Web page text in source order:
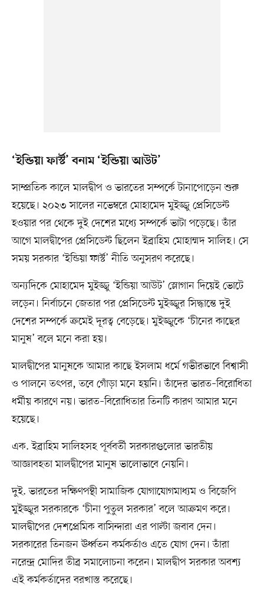
‘ইন্ডিয়া ফার্স্ট’ বনাম ‘ইন্ডিয়া আউট’
সাম্প্রতিক কালে মালদ্বীপ ও ভারতের সম্পর্কে টানাপোড়েন শুরু
হয়েছে। ২০২৩ সালের নভেম্বরে মোহামেদ মুইজ্জু প্রেসিডেন্ট
হওয়ার পর থেকে দুই দেশের মধ্যে সম্পর্কে ভাটা পড়েছে। তাঁর
আগে মালদ্বীপের প্রেসিডেন্ট ছিলেন ইব্রাহিম মোহাম্মদ সালিহ। সে
সময় সরকার ‘ইন্ডিয়া ফার্স্ট’ নীতি অনুসরণ করেছে।
অন্যদিকে মোহামেদ মুইজ্জু ‘ইন্ডিয়া আউট’ স্লোগান দিয়েই ভোটে
লড়েন। নির্বাচনে জেতার পর প্রেসিডেন্ট মুইজ্জুর সিদ্ধান্তে দুই
দেশের সম্পর্কে ক্রমেই দূরত্ব বেড়েছে। মুইজ্জুকে ‘চীনের কাছের
মানুষ’ বলে মনে করা হয়।
মালদ্বীপের মানুষকে আমার কাছে ইসলাম ধর্মে গভীরভাবে বিশ্বাসী
ও পালনে তৎপর, তবে গোঁড়া মনে হয়নি। তাঁদের ভারত–বিরোধিতা
ধর্মীয় কারণে নয়। ভারত–বিরোধিতার তিনটি কারণ আমার মনে
হয়েছে।
এক. ইব্রাহিম সালিহসহ পূর্ববর্তী সরকারগুলোর ভারতীয়
আজ্ঞাবহতা মালদ্বীপের মানুষ ভালোভাবে নেয়নি।
দুই. ভারতের দক্ষিণপন্থী সামাজিক যোগাযোগমাধ্যম ও বিজেপি
মুইজ্জুর সরকারকে ‘চীনা পুতুল সরকার’ বলে আক্রমণ করে।
মালদ্বীপের দেশপ্রেমিক বাসিন্দারা এর পাল্টা জবাব দেন।
সরকারের তিনজন ঊর্ধ্বতন কর্মকর্তাও এতে যোগ দেন। তাঁরা
নরেন্দ্র মোদির তীব্র সমালোচনা করেন। মালদ্বীপ সরকার অবশ্য
এই কর্মকর্তাদের বরখাস্ত করেছে।